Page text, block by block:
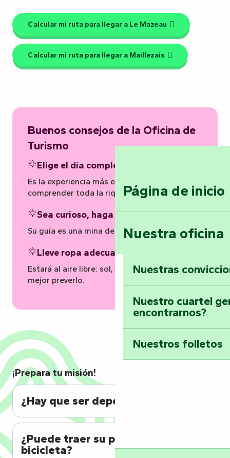
Página de inicio
Nuestra oficina
Nuestras
Nuestro cuartel
encontrarnos?
Nuestros folletos
Calcular mi ruta para llegar a Le Mazeau
Calcular mi ruta para llegar a Maillezais
Buenos consejos de la Oficina de
Turismo
Elige el día completo si puedes
Es la experiencia más envolvente para
comprender toda la riqueza de la marisma.
Sea curioso, haga preguntas
Su guía es una mina de historias y anécdotas.
Lleve ropa adecuada
Estará al aire libre: sol, viento, lluvia… es
mejor preverlo.
¡Prepara tu misión!
¿Hay que ser deportista?
¿Puede traer su propia
bicicleta?